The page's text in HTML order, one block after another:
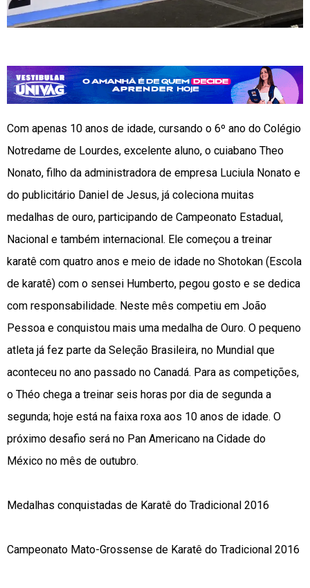
Com apenas 10 anos de idade, cursando o 6º ano do Colégio
Notredame de Lourdes, excelente aluno, o cuiabano Theo
Nonato, filho da administradora de empresa Luciula Nonato e
do publicitário Daniel de Jesus, já coleciona muitas
medalhas de ouro, participando de Campeonato Estadual,
Nacional e também internacional. Ele começou a treinar
karatê com quatro anos e meio de idade no Shotokan (Escola
de karatê) com o sensei Humberto, pegou gosto e se dedica
com responsabilidade. Neste mês competiu em João
Pessoa e conquistou mais uma medalha de Ouro. O pequeno
atleta já fez parte da Seleção Brasileira, no Mundial que
aconteceu no ano passado no Canadá. Para as competições,
o Théo chega a treinar seis horas por dia de segunda a
segunda; hoje está na faixa roxa aos 10 anos de idade. O
próximo desafio será no Pan Americano na Cidade do
México no mês de outubro.
Medalhas conquistadas de Karatê do Tradicional 2016
Campeonato Mato-Grossense de Karatê do Tradicional 2016